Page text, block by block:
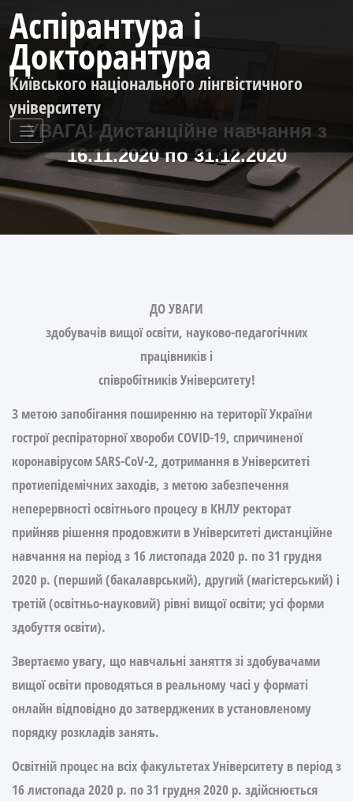
контенту
Аспірантура і
Докторантура
Київського національного лінгвістичного
університету
УВАГА! Дистанційне навчання з
16.11.2020 по 31.12.2020
ДО УВАГИ
здобувачів вищої освіти, науково-педагогічних
працівників і
співробітників Університету!
З метою запобігання поширенню на території України
гострої респіраторної хвороби COVID-19, спричиненої
коронавірусом SARS-CoV-2, дотримання в Університеті
протиепідемічних заходів, з метою забезпечення
неперервності освітнього процесу в КНЛУ ректорат
прийняв рішення продовжити в Університеті дистанційне
навчання на період з 16 листопада 2020 р. по 31 грудня
2020 р. (перший (бакалаврський), другий (магістерський) і
третій (освітньо-науковий) рівні вищої освіти; усі форми
здобуття освіти).
Звертаємо увагу, що навчальні заняття зі здобувачами
вищої освіти проводяться в реальному часі у форматі
онлайн відповідно до затверджених в установленому
порядку розкладів занять.
Освітній процес на всіх факультетах Університету в період з
16 листопада 2020 р. по 31 грудня 2020 р. здійснюється